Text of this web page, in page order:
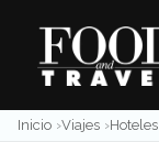
content
Inicio Viajes Hoteles